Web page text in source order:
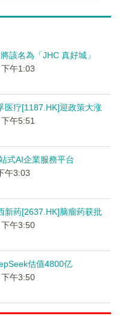
該名為「JHC 真好城」
午1:03
医疗[1187.HK]迎政策大涨
午5:51
式AI企業服務平台
午3:03
新药[2637.HK]脑瘤药获批
午3:50
估值4800亿
午3:50